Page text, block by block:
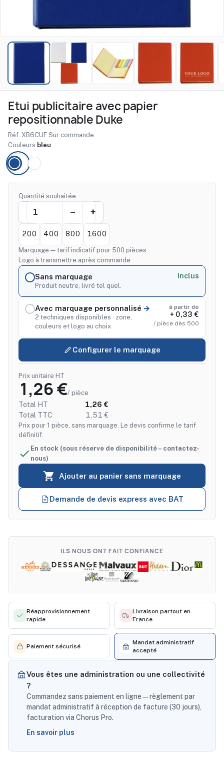
Etui publicitaire avec papier
repositionnable Duke
Réf. XB6CUF·Sur commande
Couleurs bleu
Quantité souhaitée
200 400 800 1600
Marquage — tarif indicatif pour 500 pièces
Logo à transmettre après commande
Sans marquage
Produit neutre, livré tel quel.
Inclus
Avec marquage personnalisé
2 techniques disponibles · zone,
couleurs et logo au choix
à partir de
+ 0,33 €
/ pièce dès 500
Configurer le marquage
 Ajouter au panier sans marquage
 En stock (sous réserve de disponibilité – contactez-
nous)
Prix unitaire HT
1,26 €/ pièce
Total HT
1,26 €
Total TTC
1,51 €
Prix pour 1 pièce, sans marquage. Le devis confirme le tarif
définitif.
Demande de devis express avec BAT
ILS NOUS ONT FAIT CONFIANCE
Réapprovisionnement
rapide
Livraison partout en
France
Paiement sécurisé
Mandat administratif
accepté
Vous êtes une administration ou une collectivité
?
Commandez sans paiement en ligne — règlement par
mandat administratif à réception de facture (30 jours),
facturation via Chorus Pro.
En savoir plus